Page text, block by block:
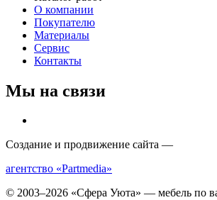
О компании
Покупателю
Материалы
Сервис
Контакты
Мы на связи
Создание и продвижение сайта —
агентство «Partmedia»
© 2003–2026 «Сфера Уюта» — мебель по